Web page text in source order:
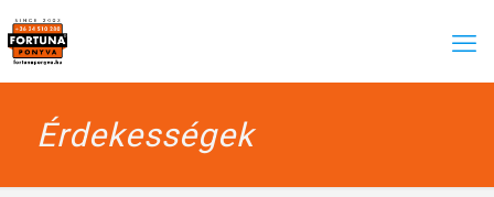
Érdekességek